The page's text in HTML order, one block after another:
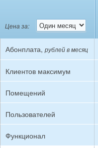
Цена за:
Абонплата, рублей в месяц
Клиентов максимум
Помещений
Пользователей
Функционал